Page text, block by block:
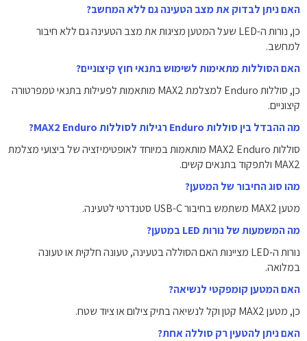
האם ניתן לבדוק את מצב הטעינה גם ללא המחשב?
כן, נורות ה-LED שעל המטען מציגות את מצב הטעינה גם ללא חיבור
למחשב.
האם הסוללות מתאימות לשימוש בתנאי חוץ קיצוניים?
כן, סוללות Enduro למצלמת MAX2 מותאמות לפעילות בתנאי טמפרטורה
קיצוניים.
מה ההבדל בין סוללות Enduro רגילות לסוללות MAX2 Enduro?
סוללות MAX2 Enduro מותאמות במיוחד לאופטימיזציה של ביצועי מצלמת
MAX2 ולתפקוד בתנאים קשים.
מהו סוג החיבור של המטען?
מטען MAX2 משתמש בחיבור USB-C סטנדרטי לטעינה.
מה המשמעות של נורות LED במטען?
נורות ה-LED מציינות האם הסוללה בטעינה, טעונה חלקית או טעונה
במלואה.
האם המטען קומפקטי לנשיאה?
כן, מטען MAX2 קטן וקל לנשיאה בתיק צילום או ציוד שטח.
האם ניתן להטעין רק סוללה אחת?